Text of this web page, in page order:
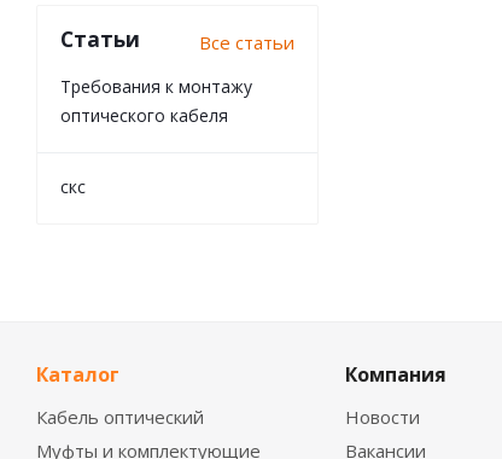
Статьи Все статьи
Требования к монтажу
оптического кабеля
скс
Каталог
Кабель оптический
Муфты и комплектующие
Компания
Новости
Вакансии